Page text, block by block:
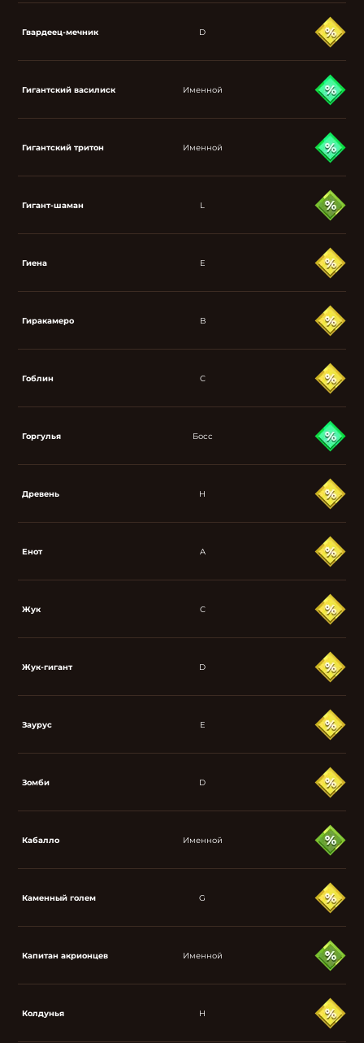
Гвардеец-мечник D
Гигантский василиск Именной
Гигантский тритон Именной
Гигант-шаман L
Гиена E
Гиракамеро B
Гоблин C
Горгулья Босс
Древень H
Енот A
Жук C
Жук-гигант D
Заурус E
Зомби D
Кабалло Именной
Каменный голем G
Капитан акрионцев Именной
Колдунья H